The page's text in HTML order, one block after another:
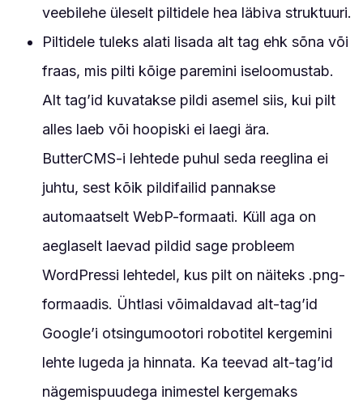
veebilehe üleselt piltidele hea läbiva struktuuri.
Piltidele tuleks alati lisada alt tag ehk sõna või
fraas, mis pilti kõige paremini iseloomustab.
Alt tag’id kuvatakse pildi asemel siis, kui pilt
alles laeb või hoopiski ei laegi ära.
ButterCMS-i lehtede puhul seda reeglina ei
juhtu, sest kõik pildifailid pannakse
automaatselt WebP-formaati. Küll aga on
aeglaselt laevad pildid sage probleem
WordPressi lehtedel, kus pilt on näiteks .png-
formaadis. Ühtlasi võimaldavad alt-tag’id
Google’i otsingumootori robotitel kergemini
lehte lugeda ja hinnata. Ka teevad alt-tag’id
nägemispuudega inimestel kergemaks